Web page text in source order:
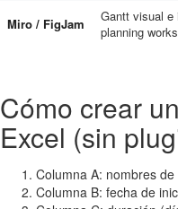
Miro / FigJam
Gantt visual e
planning
Cómo crear
Excel (sin
Columna A: nombres
Columna B: fecha de